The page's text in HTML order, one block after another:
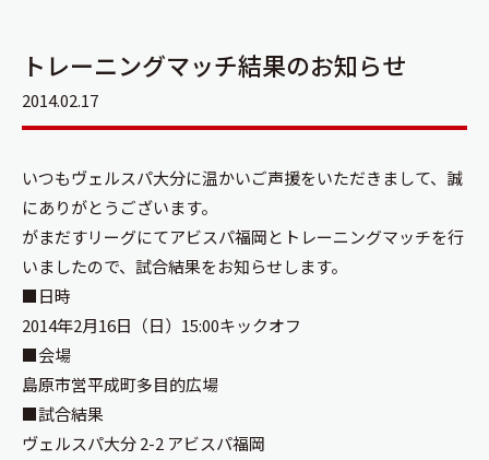
トレーニングマッチ結果のお知らせ
2014.02.17
いつもヴェルスパ大分に温かいご声援をいただきまして、誠
にありがとうございます。
がまだすリーグにてアビスパ福岡とトレーニングマッチを行
いましたので、試合結果をお知らせします。
■日時
2014年2月16日（日）15:00キックオフ
■会場
島原市営平成町多目的広場
■試合結果
ヴェルスパ大分 2-2 アビスパ福岡